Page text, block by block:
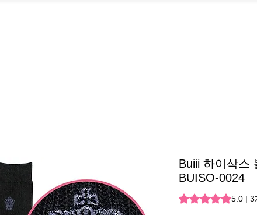
Buiii 하이삭스
BUISO-0024
3개의 후기 기준 5
5.0 | 3